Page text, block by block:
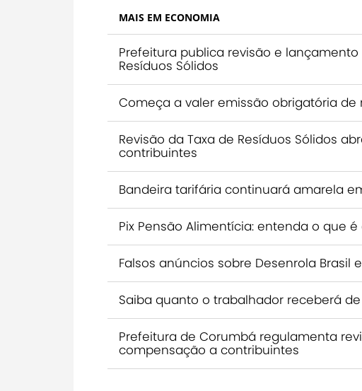
MAIS EM ECONOMIA
Prefeitura publica revisão e
Resíduos Sólidos
Começa a valer emissão obrigatória de
Revisão da Taxa de Resíduos Sólidos
contribuintes
Bandeira tarifária continuará amarela
Pix Pensão Alimentícia: entenda o que
Falsos anúncios sobre Desenrola
Saiba quanto o trabalhador receberá de
Prefeitura de Corumbá regulamenta
compensação a contribuintes